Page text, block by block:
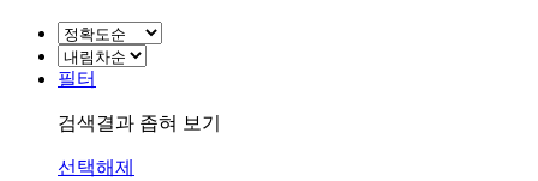
필터
검색결과 좁혀 보기
선택해제